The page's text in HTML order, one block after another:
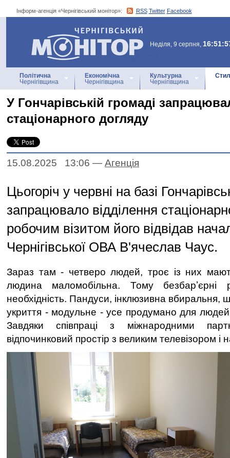
Інформ-агенція «Чернігівський монітор»: RSS Twitter Facebook
Інформ-агенція
«Чернігівський монітор»
Неділя, 9 серпня,
Політична
Чернігівщина
Економічна
Чернігівщина
Культурна
Чернігівщина
У Гончарівській громаді
стаціонарного догляду
15.08.2025 13:06 — Агенцiя
Цьогоріч у червні на базі
запрацювало відділення
робочим візитом його відвідав
Чернігівської ОВА В'ячеслав Чаус.
Зараз там - четверо людей, троє із них
людина маломобільна. Тому
необхідність. Пандуси, інклюзивна вбиральня,
укриття - модульне - усе продумано для людей
Завдяки співпраці з міжнародними
відпочинковий простір з великим телевізором і